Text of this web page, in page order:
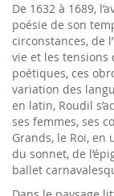
De 1632 à 1689,
poésie de son
circonstances, de
vie et les tensions
poétiques, ces
variation des
en latin, Roudil
ses femmes, ses
Grands, le Roi, en
du sonnet, de
ballet